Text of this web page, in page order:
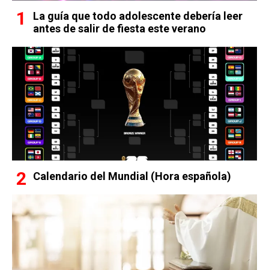
La guía que todo adolescente debería leer
antes de salir de fiesta este verano
Calendario del Mundial (Hora española)